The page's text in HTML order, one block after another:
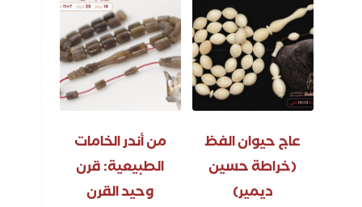
عاج حيوان الفظ
(خراطة حسين
ديمير)
من أندر الخامات
الطبيعية: قرن
وحيد القرن